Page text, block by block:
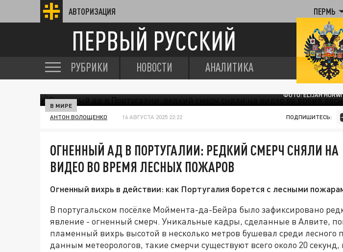
АВТОРИЗАЦИЯ ПЕРМЬ
ПЕРВЫЙ РУССКИЙ
РУБРИКИ НОВОСТИ АНАЛИТИКА
ФОТО: ELIJAH
В МИРЕ
АНТОН ВОЛОЩЕНКО 16 АВГУСТА 2025 22:22 ПОДПИШИТЕСЬ:
ОГНЕННЫЙ АД В ПОРТУГАЛИИ: РЕДКИЙ СМЕРЧ СНЯЛИ НА
ВИДЕО ВО ВРЕМЯ ЛЕСНЫХ ПОЖАРОВ
Огненный вихрь в действии: как Португалия борется с лесными
В португальском посёлке Моймента-да-Бейра было зафиксировано
явление - огненный смерч. Уникальные кадры, сделанные в Алвите,
пламенный вихрь высотой в несколько метров бушевал среди лесного
данным метеорологов, такие смерчи существуют всего около 20 секунд,